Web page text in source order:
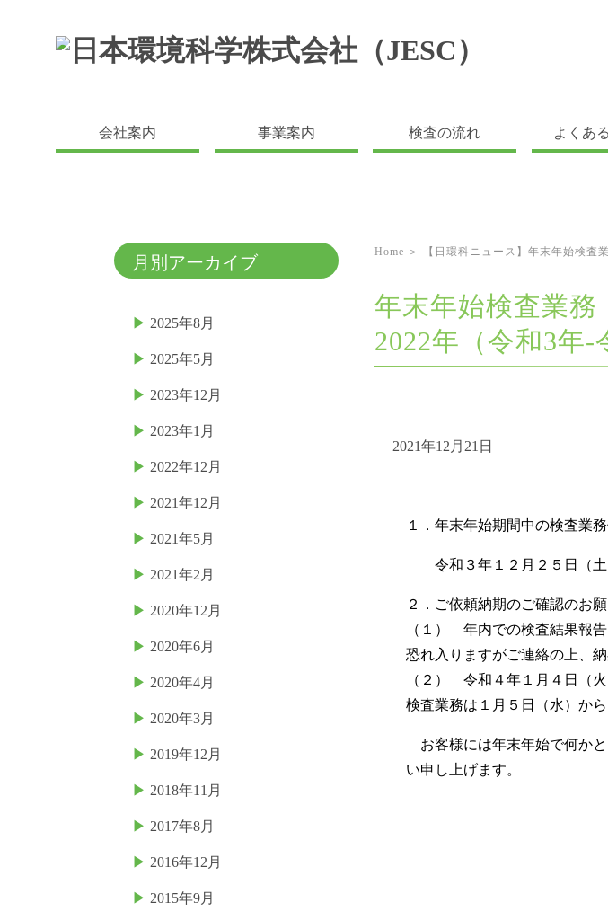
会社案内 事業案内 検査の流れ よくあ
月別アーカイブ
2025年8月
2025年5月
2023年12月
2023年1月
2022年12月
2021年12月
2021年5月
2021年2月
2020年12月
2020年6月
2020年4月
2020年3月
2019年12月
2018年11月
2017年8月
2016年12月
2015年9月
Home ＞ 【日環科ニュース】年末年始検査
年末年始検査業
2022年（令和3年‐
2021年12月21日
１．年末年始期間中の検査業
令和３年１２月２５日（土
２．ご依頼納期のご確認のお
（１） 年内での検査結果報
恐れ入りますがご連絡の上、
（２） 令和４年１月４日（
検査業務は１月５日（水）から
お客様には年末年始で何か
い申し上げます。